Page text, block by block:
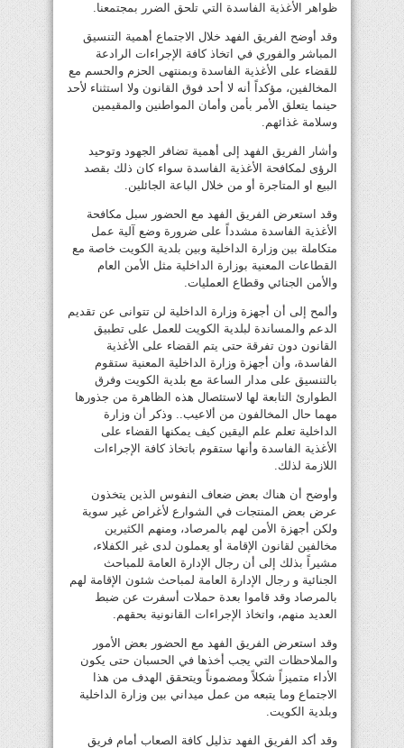
ظواهر الأغذية الفاسدة التي تلحق الضرر بمجتمعنا.
وقد أوضح الفريق الفهد خلال الاجتماع أهمية التنسيق
المباشر والفوري في اتخاذ كافة الإجراءات الرادعة
للقضاء على الأغذية الفاسدة وبمنتهى الحزم والحسم مع
المخالفين، مؤكداً أنه لا أحد فوق القانون ولا استثناء لأحد
حينما يتعلق الأمر بأمن وأمان المواطنين والمقيمين
وسلامة غذائهم.
وأشار الفريق الفهد إلى أهمية تضافر الجهود وتوحيد
الرؤى لمكافحة الأغذية الفاسدة سواء كان ذلك بقصد
البيع او المتاجرة أو من خلال الباعة الجائلين.
وقد استعرض الفريق الفهد مع الحضور سبل مكافحة
الأغذية الفاسدة مشدداً على ضرورة وضع آلية عمل
متكاملة بين وزارة الداخلية وبين بلدية الكويت خاصة مع
القطاعات المعنية بوزارة الداخلية مثل الأمن العام
والأمن الجنائي وقطاع العمليات.
وألمح إلى أن أجهزة وزارة الداخلية لن تتوانى عن تقديم
الدعم والمساندة لبلدية الكويت للعمل على تطبيق
القانون دون تفرقة حتى يتم القضاء على الأغذية
الفاسدة، وأن أجهزة وزارة الداخلية المعنية ستقوم
بالتنسيق على مدار الساعة مع بلدية الكويت وفرق
الطوارئ التابعة لها لاستئصال هذه الظاهرة من جذورها
مهما حال المخالفون من ألاعيب.. وذكر أن وزارة
الداخلية تعلم علم اليقين كيف يمكنها القضاء على
الأغذية الفاسدة وأنها ستقوم باتخاذ كافة الإجراءات
اللازمة لذلك.
وأوضح أن هناك بعض ضعاف النفوس الذين يتخذون
عرض بعض المنتجات في الشوارع لأغراض غير سوية
ولكن أجهزة الأمن لهم بالمرصاد، ومنهم الكثيرين
مخالفين لقانون الإقامة أو يعملون لدى غير الكفلاء،
مشيراً بذلك إلى أن رجال الإدارة العامة للمباحث
الجنائية و رجال الإدارة العامة لمباحث شئون الإقامة لهم
بالمرصاد وقد قاموا بعدة حملات أسفرت عن ضبط
العديد منهم، واتخاذ الإجراءات القانونية بحقهم.
وقد استعرض الفريق الفهد مع الحضور بعض الأمور
والملاحظات التي يجب أخذها في الحسبان حتى يكون
الأداء متميزاً شكلاً ومضموناً ويتحقق الهدف من هذا
الاجتماع وما يتبعه من عمل ميداني بين وزارة الداخلية
وبلدية الكويت.
وقد أكد الفريق الفهد تذليل كافة الصعاب أمام فريق